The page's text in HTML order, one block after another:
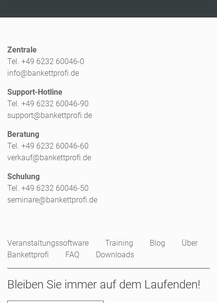
Zentrale
Tel. +49 6232 60046-0
info@bankettprofi.de
Support-Hotline
Tel. +49 6232 60046-90
support@bankettprofi.de
Beratung
Tel. +49 6232 60046-60
verkauf@bankettprofi.de
Schulung
Tel. +49 6232 60046-50
seminare@bankettprofi.de
Veranstaltungssoftware Training Blog
Über
Bankettprofi
FAQ Downloads
Bleiben Sie immer auf dem Laufenden!